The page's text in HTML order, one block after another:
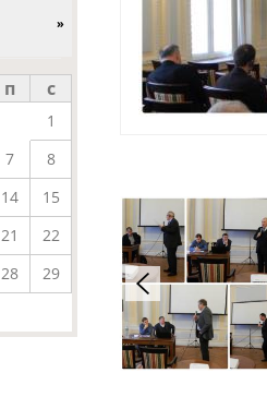
»
п с
1
7
8
14
15
21
22
28
29